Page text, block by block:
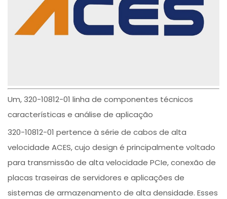
Um, 320-10812-01 linha de componentes técnicos
características e análise de aplicação
320-10812-01 pertence à série de cabos de alta
velocidade ACES, cujo design é principalmente voltado
para transmissão de alta velocidade PCIe, conexão de
placas traseiras de servidores e aplicações de
sistemas de armazenamento de alta densidade. Esses